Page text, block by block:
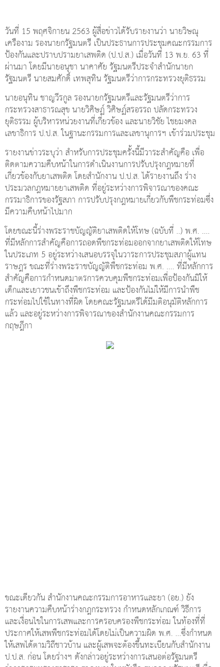
วันที่ 15 พฤศจิกายน 2563 ผู้สื่อข่าวได้รับรายงานว่า นายวิษณุ
เครืองาม รองนายกรัฐมนตรี เป็นประธานการประชุมคณะกรรมการ
ป้องกันและปราบปรามยาเสพติด (ป.ป.ส.) เมื่อวันที่ 13 พ.ย. 63 ที่
ผ่านมา โดยมีนายอนุชา นาคาศัย รัฐมนตรีประจำสำนักนายก
รัฐมนตรี นายสมศักดิ์ เทพสุทิน รัฐมนตรีว่าการกระทรวงยุติธรรม
นายอนุทิน ชาญวีรกูล รองนายกรัฐมนตรีและรัฐมนตรีว่าการ
กระทรวงสาธารณสุข นายวิศิษฏ์ วิศิษฏ์สรอรรถ ปลัดกระทรวง
ยุติธรรม ผู้บริหารหน่วยงานที่เกี่ยวข้อง และนายวิชัย ไชยมงคล
เลขาธิการ ป.ป.ส. ในฐานะกรรมการและเลขานุการฯ เข้าร่วมประชุม
รายงานข่าวระบุว่า สำหรับการประชุมครั้งนี้มีวาระสำคัญคือ เพื่อ
ติดตามความคืบหน้าในการดำเนินงานการปรับปรุงกฎหมายที่
เกี่ยวข้องกับยาเสพติด โดยสำนักงาน ป.ป.ส. ได้รายงานถึง ร่าง
ประมวลกฎหมายยาเสพติด ที่อยู่ระหว่างการพิจารณาของคณะ
กรรมาธิการของรัฐสภา การปรับปรุงกฎหมายเกี่ยวกับพืชกระท่อมซึ่ง
มีความคืบหน้าไปมาก
โดยขณะนี้ร่างพระราชบัญญัติยาเสพติดให้โทษ (ฉบับที่ ..) พ.ศ. ....
ที่มีหลักการสำคัญคือการถอดพืชกระท่อมออกจากยาเสพติดให้โทษ
ในประเภท 5 อยู่ระหว่างเสนอบรรจุในวาระการประชุมสภาผู้แทน
ราษฎร ขณะที่ร่างพระราชบัญญัติพืชกระท่อม พ.ศ. .... ที่มีหลักการ
สำคัญคือการกำหนดมาตรการควบคุมพืชกระท่อมเพื่อป้องกันมิให้
เด็กและเยาวชนเข้าถึงพืชกระท่อม และป้องกันไม่ให้มีการนำพืช
กระท่อมไปใช้ในทางที่ผิด โดยคณะรัฐมนตรีได้มีมติอนุมัติหลักการ
แล้ว และอยู่ระหว่างการพิจารณาของสำนักงานคณะกรรมการ
กฤษฎีกา
ขณะเดียวกัน สำนักงานคณะกรรมการอาหารและยา (อย.) ยัง
รายงานความคืบหน้าร่างกฎกระทรวง กำหนดหลักเกณฑ์ วิธีการ
และเงื่อนไขในการเสพและการครอบครองพืชกระท่อม ในท้องที่ที่
ประกาศให้เสพพืชกระท่อมได้โดยไม่เป็นความผิด พ.ศ. ...ซึ่งกำหนด
ให้เสพได้ตามวิถีชาวบ้าน และผู้เสพจะต้องขึ้นทะเบียนกับสำนักงาน
ป.ป.ส. ก่อน โดยร่างฯ ดังกล่าวอยู่ระหว่างการเสนอต่อรัฐมนตรี